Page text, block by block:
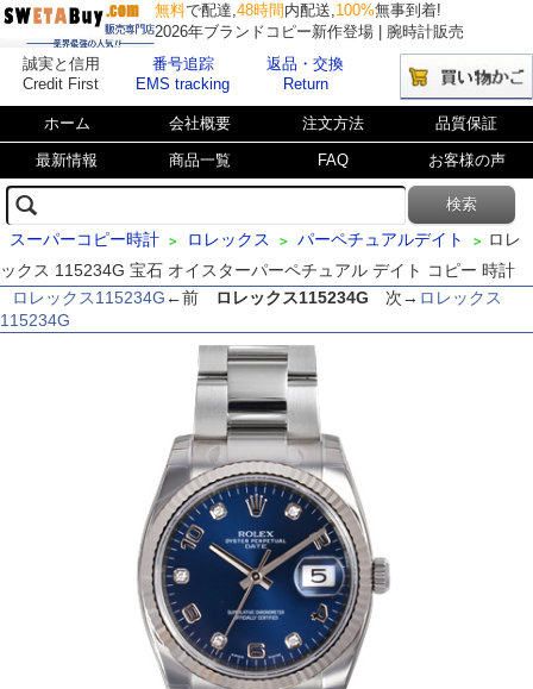
無料で配達,48時間 内配送,100%無事到着!
2026年ブランドコピー新作登場 | 腕時計販売
誠実と信用
Credit First
番号追踪
EMS tracking
返品・交換
Return
ホーム 会社概要 注文方法 品質保証
最新情報 商品一覧 FAQ お客様の声
スーパーコピー時計 > ロレックス > パーペチュアルデイト > ロレ
ックス 115234G 宝石 オイスターパーペチュアル デイト コピー 時計
ロレックス115234G ←前 ロレックス115234G 次→ ロレックス
115234G